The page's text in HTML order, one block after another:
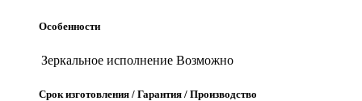
Особенности
Зеркальное исполнение Возможно
Срок изготовления / Гарантия / Производство